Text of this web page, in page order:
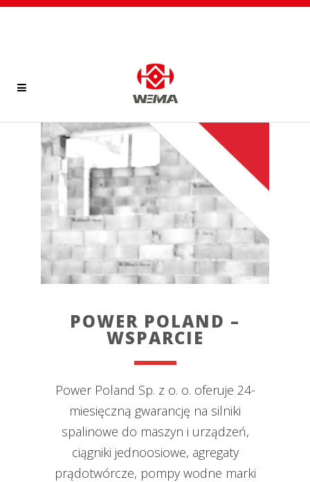
POWER POLAND –
WSPARCIE
Power Poland Sp. z o. o. oferuje 24-
miesięczną gwarancję na silniki
spalinowe do maszyn i urządzeń,
ciągniki jednoosiowe, agregaty
prądotwórcze, pompy wodne marki